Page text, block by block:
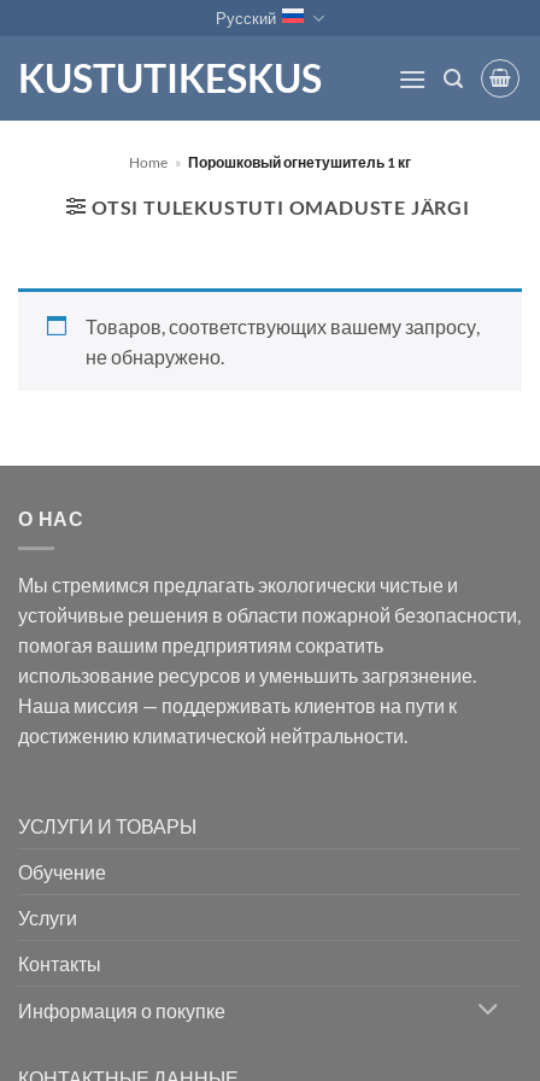
content
Русский
KUSTUTIKESKUS
Home » Порошковый огнетушитель 1 кг
OTSI TULEKUSTUTI OMADUSTE JÄRGI
Товаров, соответствующих вашему запросу,
не обнаружено.
О НАС
Мы стремимся предлагать экологически чистые и
устойчивые решения в области пожарной безопасности,
помогая вашим предприятиям сократить
использование ресурсов и уменьшить загрязнение.
Наша миссия — поддерживать клиентов на пути к
достижению климатической нейтральности.
УСЛУГИ И ТОВАРЫ
Обучение
Услуги
Контакты
Информация о покупке